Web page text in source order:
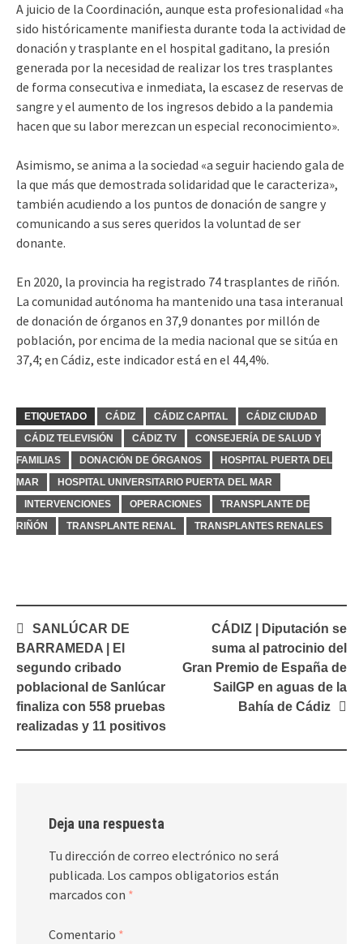
A juicio de la Coordinación, aunque esta profesionalidad «ha
sido históricamente manifiesta durante toda la actividad de
donación y trasplante en el hospital gaditano, la presión
generada por la necesidad de realizar los tres trasplantes
de forma consecutiva e inmediata, la escasez de reservas de
sangre y el aumento de los ingresos debido a la pandemia
hacen que su labor merezcan un especial reconocimiento».
Asimismo, se anima a la sociedad «a seguir haciendo gala de
la que más que demostrada solidaridad que le caracteriza»,
también acudiendo a los puntos de donación de sangre y
comunicando a sus seres queridos la voluntad de ser
donante.
En 2020, la provincia ha registrado 74 trasplantes de riñón.
La comunidad autónoma ha mantenido una tasa interanual
de donación de órganos en 37,9 donantes por millón de
población, por encima de la media nacional que se sitúa en
37,4; en Cádiz, este indicador está en el 44,4%.
ETIQUETADO CÁDIZ CÁDIZ CAPITAL
CÁDIZ CIUDAD
CÁDIZ TELEVISIÓN
CÁDIZ TV
CONSEJERÍA DE SALUD Y
FAMILIAS
DONACIÓN DE ÓRGANOS
HOSPITAL PUERTA DEL
MAR
HOSPITAL UNIVERSITARIO PUERTA DEL MAR
INTERVENCIONES
OPERACIONES
TRANSPLANTE DE
RIÑÓN
TRANSPLANTE RENAL TRANSPLANTES RENALES
Navegación
de
entradas
SANLÚCAR DE
BARRAMEDA | El
segundo cribado
poblacional de Sanlúcar
finaliza con 558 pruebas
realizadas y 11 positivos
CÁDIZ | Diputación se
suma al patrocinio del
Gran Premio de España de
SailGP en aguas de la
Bahía de Cádiz
Deja una respuesta
Tu dirección de correo electrónico no será
publicada. Los campos obligatorios están
marcados con *
Comentario *